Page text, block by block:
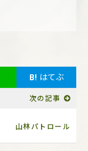
B! はてぶ
次の記事
山林パトロール